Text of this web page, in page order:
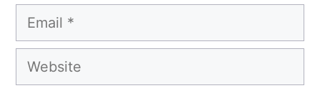
Email
Website